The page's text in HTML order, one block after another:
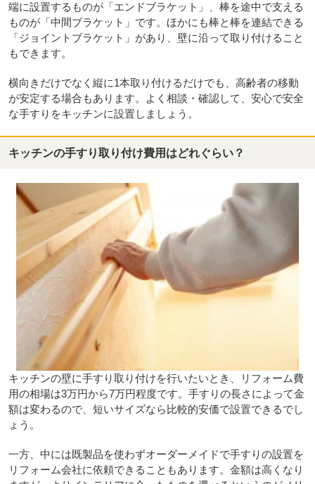
端に設置するものが「エンドブラケット」、棒を途中で支える
ものが「中間ブラケット」です。ほかにも棒と棒を連結できる
「ジョイントブラケット」があり、壁に沿って取り付けること
もできます。
横向きだけでなく縦に1本取り付けるだけでも、高齢者の移動
が安定する場合もあります。よく相談・確認して、安心で安全
な手すりをキッチンに設置しましょう。
キッチンの手すり取り付け費用はどれぐらい？
キッチンの壁に手すり取り付けを行いたいとき、リフォーム費
用の相場は3万円から7万円程度です。手すりの長さによって金
額は変わるので、短いサイズなら比較的安価で設置できるでし
ょう。
一方、中には既製品を使わずオーダーメイドで手すりの設置を
リフォーム会社に依頼できることもあります。金額は高くなり